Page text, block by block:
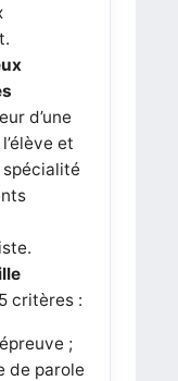
d’une
et
spécialité
critères :
;
de parole